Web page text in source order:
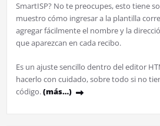
SmartISP? No te preocupes, esto tiene
muestro cómo ingresar a la plantilla
agregar fácilmente el nombre y la
que aparezcan en cada recibo.
Es un ajuste sencillo dentro del editor
hacerlo con cuidado, sobre todo si no
código.(más…)